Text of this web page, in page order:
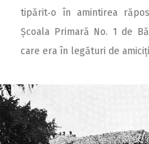
tipărit‑o în amintirea
Școala Primară No. 1 de
care era în legături de